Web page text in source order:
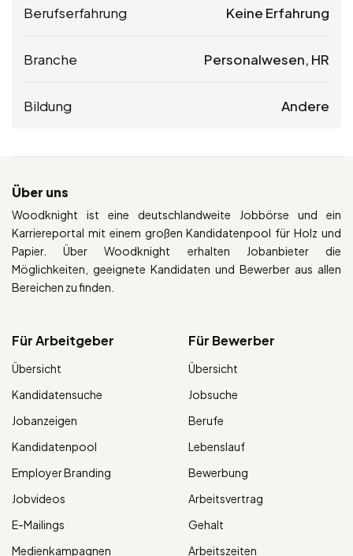
Berufserfahrung Keine Erfahrung
Branche Personalwesen, HR
Bildung Andere
Über uns
Woodknight ist eine deutschlandweite Jobbörse und ein
Karriereportal mit einem großen Kandidatenpool für Holz und
Papier. Über Woodknight erhalten Jobanbieter die
Möglichkeiten, geeignete Kandidaten und Bewerber aus allen
Bereichen zu finden.
Für Arbeitgeber
Übersicht
Kandidatensuche
Jobanzeigen
Kandidatenpool
Employer Branding
Jobvideos
E-Mailings
Medienkampagnen
Für Bewerber
Übersicht
Jobsuche
Berufe
Lebenslauf
Bewerbung
Arbeitsvertrag
Gehalt
Arbeitszeiten